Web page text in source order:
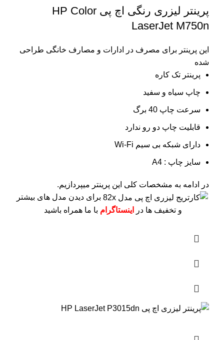
پرینتر لیزری رنگی اچ پی HP Color
LaserJet M750n
این پرینتر برای مصرف در ادارات و مصارف خانگی طراحی
شده
پرینتر تک کاره
چاپ سیاه و سفید
سرعت چاپ 40 برگ
قابلیت چاپ دو رو ندارد
دارای شبکه بی سیم Wi-Fi
سایز چاپ : A4
در ادامه به مشخصات کلی این پرینتر میپردازیم.
برای دیدن مدل های بیشتر
و تخفیف ها در
اینستاگرام با ما همراه باشید